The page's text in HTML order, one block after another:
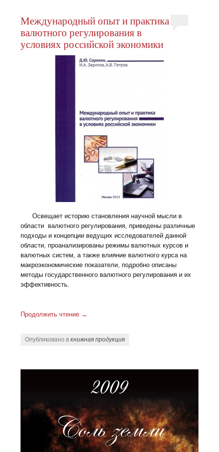
Международный опыт и практика
валютного регулирования в
условиях российской экономики
Освещает историю становления научной мысли в
области валютного регулирования, приведены различные
подходы и концепции ведущих исследователей данной
области, проанализированы режимы валютных курсов и
валютных систем, а также влияние валютного курса на
макроэкономические показатели, подробно описаны
методы государственного валютного регулирования и их
эффективность.
Продолжить чтение →
Опубликовано вкнижная продукция